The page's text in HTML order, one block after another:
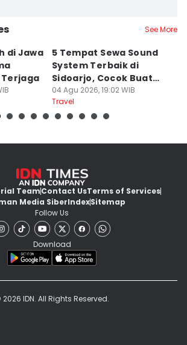
See More
di Jawa
Terjaga
5 Tempat Sewa Sound
System Terbaik di
Sidoarjo, Cocok Buat
Agustusan
04 Agu 2026, 19:02 WIB
Travel
TeamContact UsTerms of Services
Media SiberIndexSitemap
Follow Us
Download
2026 IDN. All Rights Reserved.